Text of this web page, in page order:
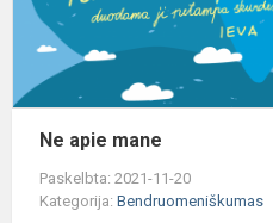
Krivickaitės
Ne apie mane
Paskelbta: 2021-11-20
Kategorija:Bendruomeniškumas